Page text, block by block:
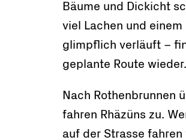
Bäume und Dickicht
viel Lachen und
glimpflich verläuft –
geplante Route wieder.
Nach Rothenbrunnen
fahren Rhäzüns zu.
auf der Strasse